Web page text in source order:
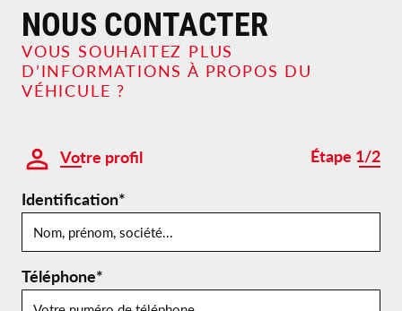
NOUS CONTACTER
VOUS SOUHAITEZ PLUS
D’INFORMATIONS À PROPOS DU
VÉHICULE ?
Votre profil
Étape 1/2
Identification*
Téléphone*